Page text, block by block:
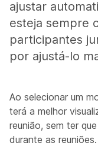
ajustar
esteja sempre
participantes
por ajustá-lo
Ao selecionar um
terá a melhor
reunião, sem ter
durante as